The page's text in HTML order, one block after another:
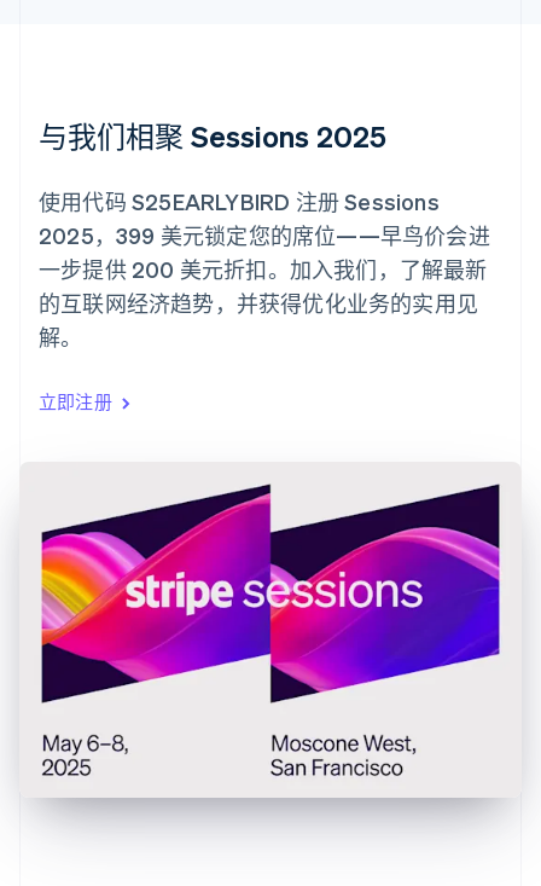
与我们相聚 Sessions 2025
使用代码 S25EARLYBIRD 注册 Sessions
2025，399 美元锁定您的席位——早鸟价会进
一步提供 200 美元折扣。加入我们，了解最新
的互联网经济趋势，并获得优化业务的实用见
解。
立即注册
德国
Français English
芬兰
EnglishSvenska
荷兰
NederlandsEnglish
捷克
English
立陶宛
English
列支敦士登
DeutschEnglish
卢森堡
FrançaisDeutsch
罗马尼亚
English
English
马来西亚
English简体中文